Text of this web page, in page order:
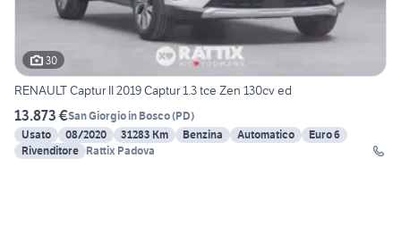
30
RENAULT Captur II 2019 Captur 1.3 tce Zen 130cv ed
13.873 €San Giorgio in Bosco(PD)
Usato
08/2020 31283 Km Benzina Automatico
Euro 6
Rivenditore Rattix Padova